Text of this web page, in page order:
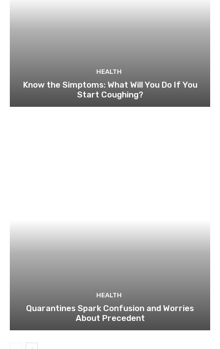
HEALTH
Know the Simptoms: What Will You Do If You
Start Coughing?
HEALTH
Quarantines Spark Confusion and Worries
About Precedent